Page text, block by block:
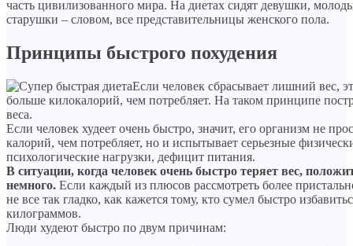
часть цивилизованного мира. На диетах сидят девушки,
старушки – словом, все представительницы женского пола.
Принципы быстрого похудения
Если человек сбрасывает лишний вес,
больше килокалорий, чем потребляет. На таком принципе
веса.
Если человек худеет очень быстро, значит, его организм не
калорий, чем потребляет, но и испытывает серьезные
психологические нагрузки, дефицит питания.
В ситуации, когда человек очень быстро теряет вес,
немного. Если каждый из плюсов рассмотреть более
не все так гладко, как кажется тому, кто сумел быстро
килограммов.
Люди худеют быстро по двум причинам: